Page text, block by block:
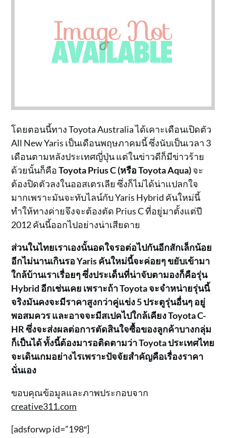
โดยตอนนี้ทาง Toyota Australia ได้เคาะเดือนเปิดตัว
All New Yaris เป็นเดือนพฤษภาคมนี้ ซึ่งนับเป็นเวลา 3
เดือนตามหลังประเทศญี่ปุ่น แต่ในข่าวดีก็มีข่าวร้าย
ด้วยนั้นก็คือToyota Prius C (หรือ Toyota Aqua)จะ
ต้องปิดตัวลงในออสเตรเลีย ซึ่งก็ไม่ได้น่าแปลกใจ
มากเพราะมันจะทับไลน์กับ Yaris Hybrid คันใหม่นี้
ทำให้ทางค่ายจึงจะต้องตัด Prius C ที่อยู่มาตั้งแต่ปี
2012 คันนี้ออกไปอย่างน่าเสียดาย
ส่วนในไทยเราเองนั้นอดใจรอต่อไปกันอีกสักเล็กน้อย
อีกไม่นานเกินรอ Yaris คันใหม่นี้จะค่อยๆ ขยับเข้ามา
ใกล้บ้านเราเรื่อยๆ ซึ่งประเด็นที่น่าจับตามองก็คือรุ่น
Hybrid อีกเช่นเคย เพราะถ้า Toyota จะจำหน่ายรุ่นนี้
จริงมันคงจะมีราคาสูงกว่าคู่แข่ง 5 ประตูรุ่นอื่นๆ อยู่
พอสมควร และอาจจะมีสเปคไปใกล้เคียง Toyota C-
HR ซึ่งจะส่งผลต่อการตัดสินใจซื้อของลูกค้าบางกลุ่ม
ก็เป็นได้ ทั้งนี้ต้องมารอติดตามว่า Toyota ประเทศไทย
จะเดินเกมอย่างไรเพราะปัจจัยสำคัญคือเรื่องราคา
นั่นเอง
ขอบคุณข้อมูลและภาพประกอบจาก
creative311.com
[adsforwp id=”198″]